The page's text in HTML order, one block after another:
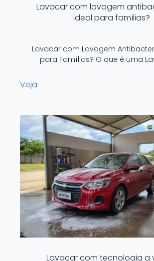
Lavacar com lavagem
ideal para famílias?
Lavacar com Lavagem
para Famílias? O que é uma
Veja
Lavacar com tecnologia a